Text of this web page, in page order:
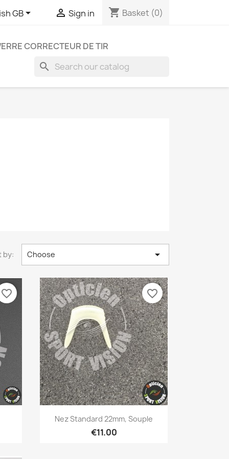
GB  Sign in shopping_cart Basket (0)
CORRECTEUR DE TIR
search
by: Choose 
favorite_border
Quick view
Nez Standard 22mm, Souple
€11.00
favorite_border